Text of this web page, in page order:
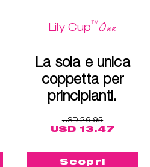
Lily Cup™One
La sola e unica
coppetta per
principianti.
USD 26.95
USD 13.47
Scopri